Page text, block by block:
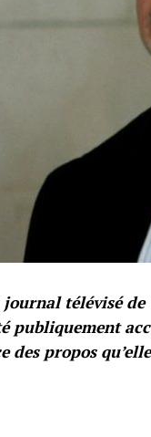
télévisé de
publiquement
des propos